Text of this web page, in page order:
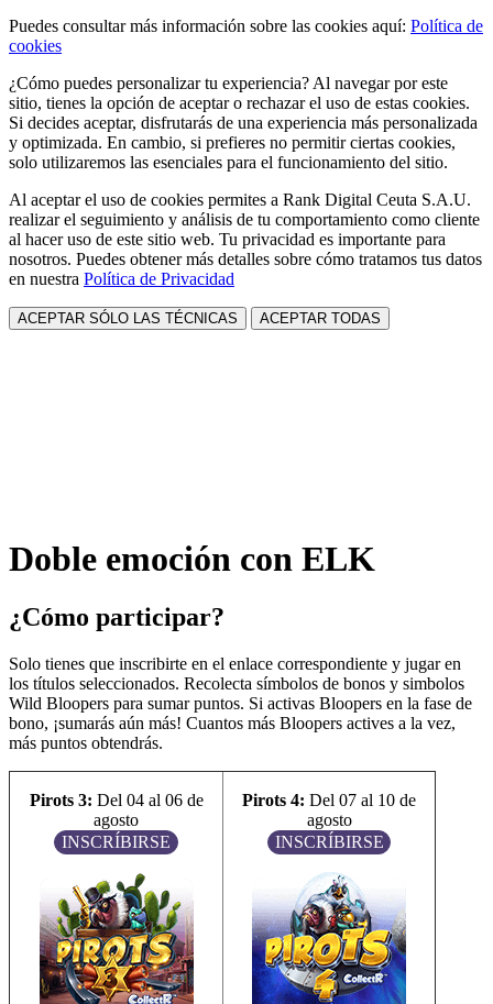
Puedes consultar más información sobre las cookies aquí: Política de
cookies
¿Cómo puedes personalizar tu experiencia? Al navegar por este
sitio, tienes la opción de aceptar o rechazar el uso de estas cookies.
Si decides aceptar, disfrutarás de una experiencia más personalizada
y optimizada. En cambio, si prefieres no permitir ciertas cookies,
solo utilizaremos las esenciales para el funcionamiento del sitio.
Al aceptar el uso de cookies permites a Rank Digital Ceuta S.A.U.
realizar el seguimiento y análisis de tu comportamiento como cliente
al hacer uso de este sitio web. Tu privacidad es importante para
nosotros. Puedes obtener más detalles sobre cómo tratamos tus datos
en nuestra Política de Privacidad
ACEPTAR SÓLO LAS TÉCNICAS ACEPTAR TODAS
Doble emoción con ELK
¿Cómo participar?
Solo tienes que inscribirte en el enlace correspondiente y jugar en
los títulos seleccionados. Recolecta símbolos de bonos y simbolos
Wild Bloopers para sumar puntos. Si activas Bloopers en la fase de
bono, ¡sumarás aún más! Cuantos más Bloopers actives a la vez,
más puntos obtendrás.
Pirots 3: Del 04 al 06 de
agosto
INSCRÍBIRSE
Pirots 4: Del 07 al 10 de
agosto
INSCRÍBIRSE